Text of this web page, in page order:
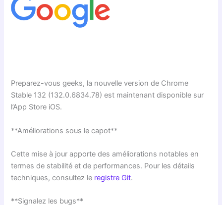
Preparez-vous geeks, la nouvelle version de Chrome
Stable 132 (132.0.6834.78) est maintenant disponible sur
l’App Store iOS.
**Améliorations sous le capot**
Cette mise à jour apporte des améliorations notables en
termes de stabilité et de performances. Pour les détails
techniques, consultez le registre Git.
**Signalez les bugs**